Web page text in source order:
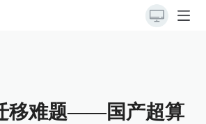
移难题——国产超算